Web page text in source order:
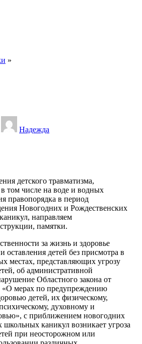
»
Надежда
детского травматизма,
том числе на воде и водных
правопорядка в период
Новогодних и Рождественских
направляем
памятки.
за жизнь и здоровье
оставления детей без присмотра в
местах, представляющих угрозу
об административной
Областного закона от
мерах по предупреждению
детей, их физическому,
духовному и
с приближением новогодних
каникул возникает угроза
при неосторожном или